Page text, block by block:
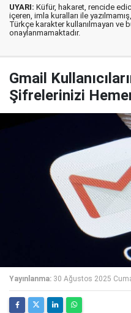
UYARI: Küfür, hakaret, rencide
içeren, imla kuralları ile yazılmamış,
Türkçe karakter kullanılmayan ve
onaylanmamaktadır.
Gmail
Şifrelerinizi
Yayınlanma: 30 Ağustos 2025